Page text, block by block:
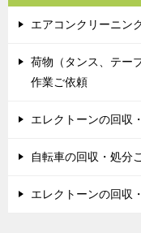
エアコンクリーニ
荷物（タンス、テー
作業ご依頼
エレクトーンの回
自転車の回収・処
エレクトーンの回